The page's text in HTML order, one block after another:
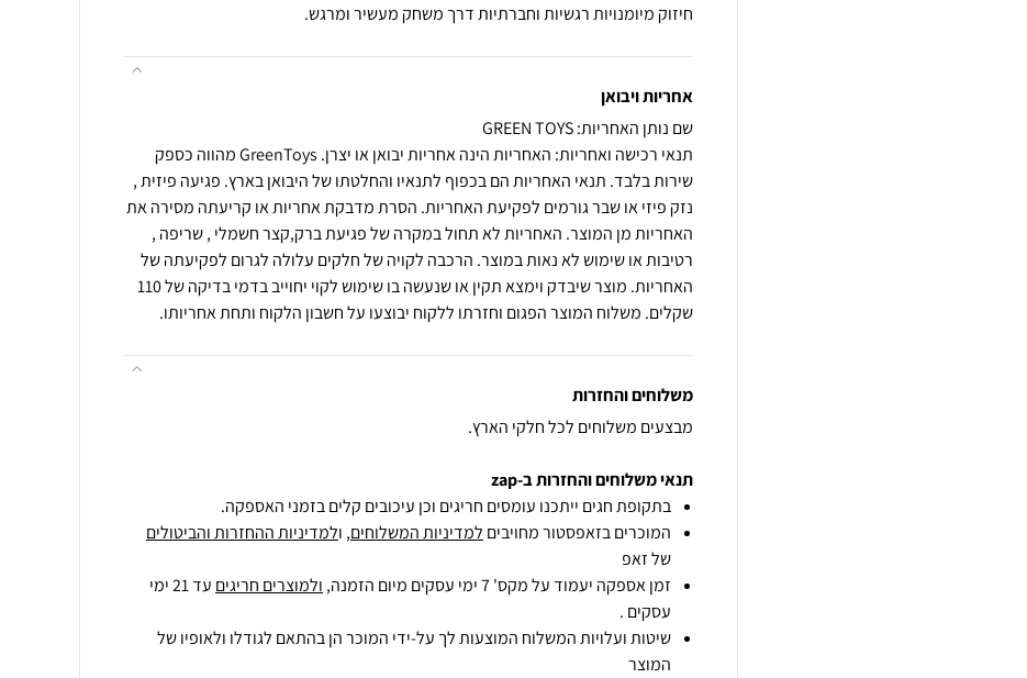
חיזוק מיומנויות רגשיות וחברתיות דרך משחק מעשיר ומרגש.
אחריות ויבואן
שם נותן האחריות: GREEN TOYS
תנאי רכישה ואחריות: האחריות הינה אחריות יבואן או יצרן. GreenToys מהווה כספק
שירות בלבד. תנאי האחריות הם בכפוף לתנאיו והחלטתו של היבואן בארץ. פגיעה פיזית ,
נזק פיזי או שבר גורמים לפקיעת האחריות. הסרת מדבקת אחריות או קריעתה מסירה את
האחריות מן המוצר. האחריות לא תחול במקרה של פגיעת ברק,קצר חשמלי , שריפה ,
רטיבות או שימוש לא נאות במוצר. הרכבה לקויה של חלקים עלולה לגרום לפקיעתה של
האחריות. מוצר שיבדק וימצא תקין או שנעשה בו שימוש לקוי יחוייב בדמי בדיקה של 110
שקלים. משלוח המוצר הפגום וחזרתו ללקוח יבוצעו על חשבון הלקוח ותחת אחריותו.
משלוחים והחזרות
מבצעים משלוחים לכל חלקי הארץ.
תנאי משלוחים והחזרות ב-zap
בתקופת חגים ייתכנו עומסים חריגים וכן עיכובים קלים בזמני האספקה.
המוכרים בזאפסטור מחויבים למדיניות המשלוחים, ולמדיניות ההחזרות והביטולים
של זאפ
זמן אספקה יעמוד על מקס' 7 ימי עסקים מיום הזמנה,
ולמוצרים חריגים
עד 21 ימי
עסקים .
שיטות ועלויות המשלוח המוצעות לך על-ידי המוכר הן בהתאם לגודלו ולאופיו של
המוצר